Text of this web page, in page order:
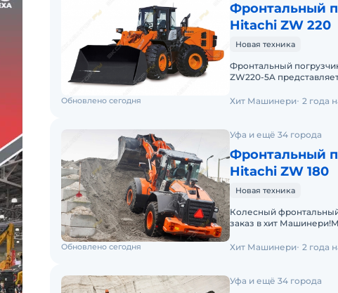
Фронтальный
Hitachi ZW 220
Новая техника
Фронтальный
ZW220-5A
Обновлено сегодня Хит Машинери 2 года
Уфа и ещё 34 города
Фронтальный
Hitachi ZW 180
Новая техника
Колесный
заказ в хит
Обновлено сегодня Хит Машинери 2 года
Уфа и ещё 34 города